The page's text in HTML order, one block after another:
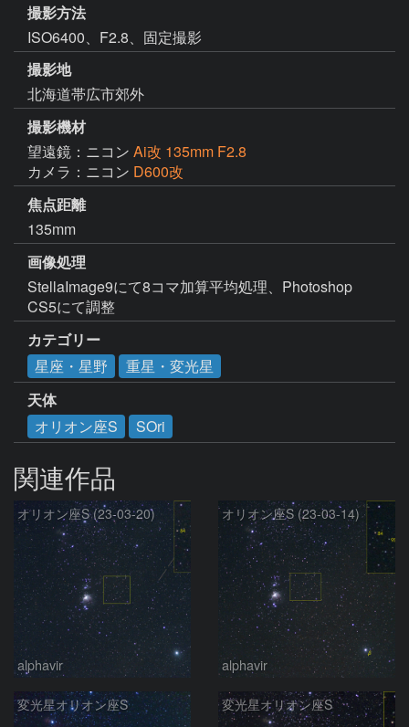
撮影方法
ISO6400、F2.8、固定撮影
撮影地
北海道帯広市郊外
撮影機材
望遠鏡：ニコン Ai改 135mm F2.8
カメラ：ニコン D600改
焦点距離
135mm
画像処理
StellaImage9にて8コマ加算平均処理、Photoshop
CS5にて調整
カテゴリー
星座・星野
重星・変光星
天体
オリオン座S
SOri
関連作品
オリオン座S (23-03-20)
alphavir
オリオン座S (23-03-14)
alphavir
変光星オリオン座S 変光星オリオン座S